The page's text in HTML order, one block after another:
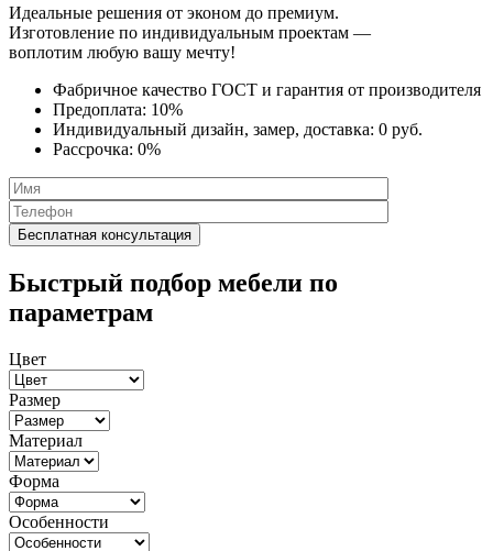
Идеальные решения от эконом до премиум.
Изготовление по индивидуальным проектам —
воплотим любую вашу мечту!
Фабричное качество ГОСТ и гарантия от производителя
Предоплата: 10%
Индивидуальный дизайн, замер, доставка: 0 руб.
Рассрочка: 0%
Быстрый подбор мебели по
параметрам
Цвет
Размер
Материал
Форма
Особенности